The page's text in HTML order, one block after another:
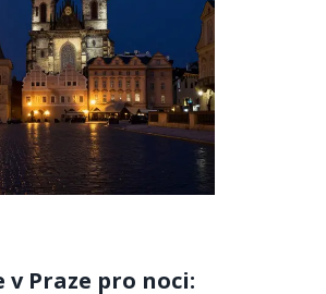
v Praze pro noci: